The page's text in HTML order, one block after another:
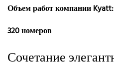
Объем работ компании
320 номеров
Сочетание